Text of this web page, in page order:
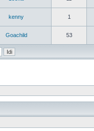
kenny 1
Goachild 53